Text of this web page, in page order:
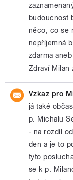
budoucnost
něco, co se
nepříjemná
zdarma
Zdraví Milan
Vzkaz pro
já také
p. Michalu
- na rozdíl
den a je to
tyto
se k p.